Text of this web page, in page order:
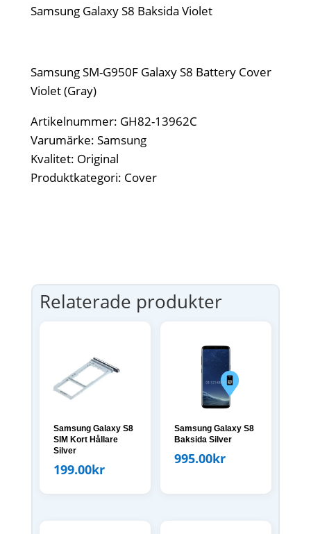
Samsung Galaxy S8 Baksida Violet
Samsung SM-G950F Galaxy S8 Battery Cover
Violet (Gray)
Artikelnummer: GH82-13962C
Varumärke: Samsung
Kvalitet: Original
Produktkategori: Cover
Relaterade produkter
Samsung Galaxy S8
SIM Kort Hållare
Silver
199.00kr
Samsung Galaxy S8
Baksida Silver
995.00kr